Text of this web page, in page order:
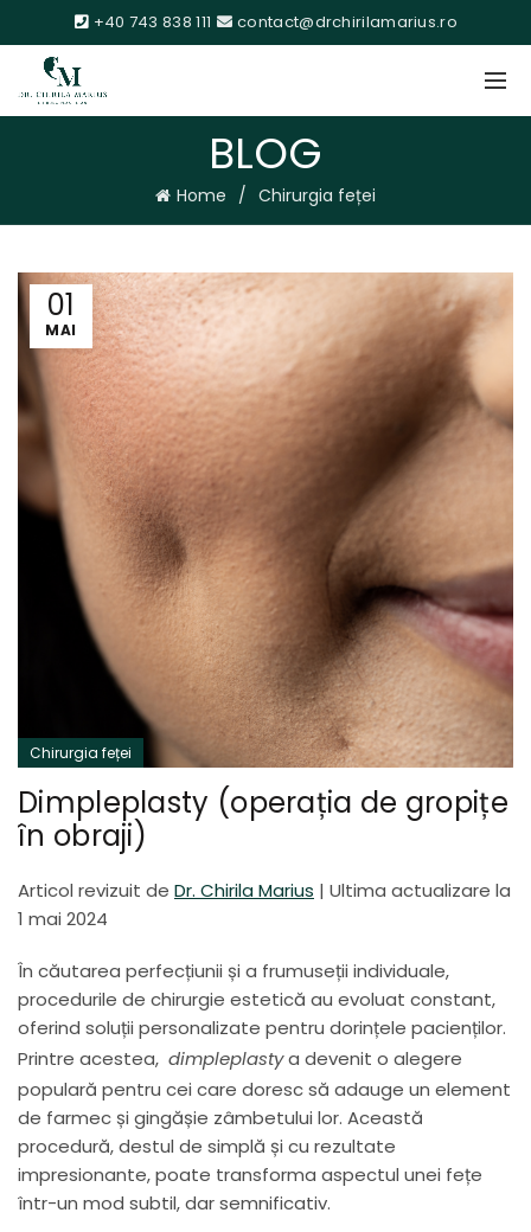
+40 743 838 111 contact@drchirilamarius.ro
BLOG
Home Chirurgia feței
01
MAI
Chirurgia feței
Dimpleplasty (operația de gropițe
în obraji)
Articol revizuit de Dr. Chirila Marius | Ultima actualizare la
1 mai 2024
În căutarea perfecțiunii și a frumuseții individuale,
procedurile de chirurgie estetică au evoluat constant,
oferind soluții personalizate pentru dorințele pacienților.
Printre acestea, dimpleplastya devenit o alegere
populară pentru cei care doresc să adauge un element
de farmec și gingășie zâmbetului lor. Această
procedură, destul de simplă și cu rezultate
impresionante, poate transforma aspectul unei fețe
într-un mod subtil, dar semnificativ.